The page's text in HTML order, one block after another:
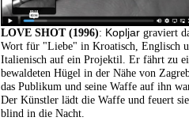
LOVE SHOT (1996): Kopljar graviert
Wort für "Liebe" in Kroatisch, Englisch
Italienisch auf ein Projektil. Er fährt zu
bewaldeten Hügel in der Nähe von
das Publikum und seine Waffe auf ihn
Der Künstler lädt die Waffe und feuert sie
blind in die Nacht.